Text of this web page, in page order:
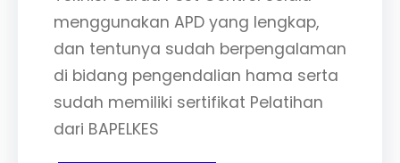
menggunakan APD yang lengkap,
dan tentunya sudah berpengalaman
di bidang pengendalian hama serta
sudah memiliki sertifikat Pelatihan
dari BAPELKES